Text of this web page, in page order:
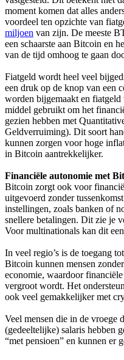
moment komen dat alles
voordeel ten opzichte van
miljoen van zijn. De meeste
een schaarste aan Bitcoin en
van de tijd omhoog te gaan
Fiatgeld wordt heel veel
een druk op de knop van een
worden bijgemaakt en
middel gebruikt om het
gezien hebben met
Geldverruiming). Dit soort
kunnen zorgen voor hoge
in Bitcoin aantrekkelijker.
Financiële autonomie met
Bitcoin zorgt ook voor
uitgevoerd zonder
instellingen, zoals banken of
snellere betalingen. Dit zie je
Voor multinationals kan dit
In veel regio’s is de toegang
Bitcoin kunnen mensen
economie, waardoor
vergroot wordt. Het
ook veel gemakkelijker met
Veel mensen die in de vroege
(gedeeltelijke) salaris hebben
“met pensioen” en kunnen er